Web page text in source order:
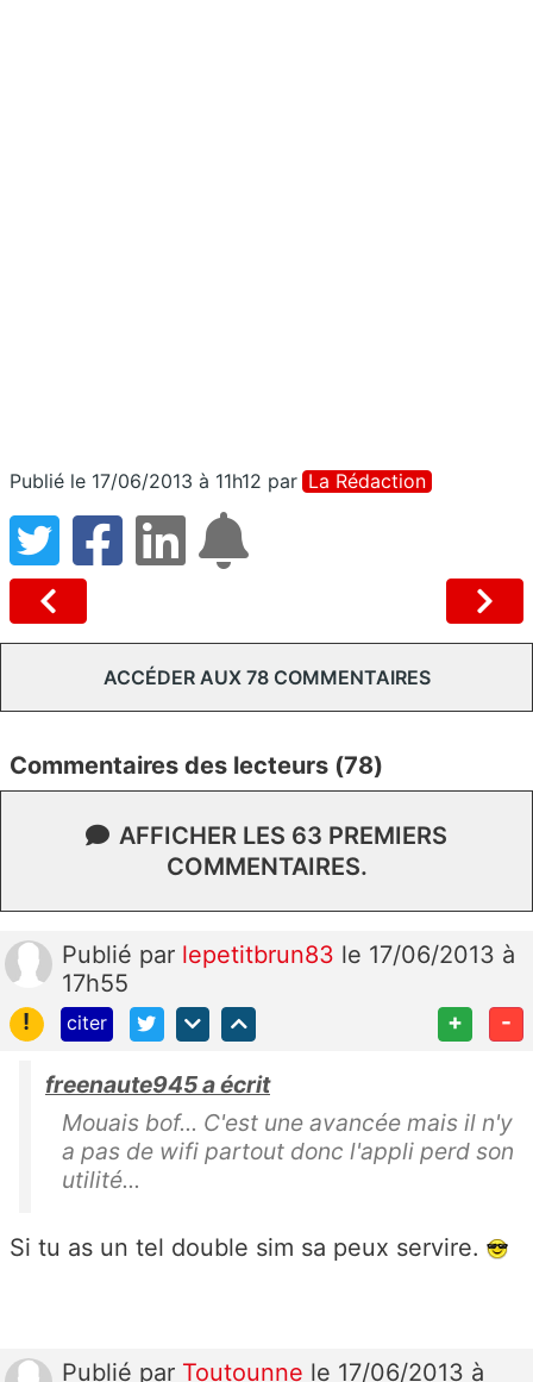
Publié le 17/06/2013 à 11h12 par La Rédaction
ACCÉDER AUX 78 COMMENTAIRES
Commentaires des lecteurs (78)
AFFICHER LES 63 PREMIERS
COMMENTAIRES.
Publié par lepetitbrun83 le 17/06/2013 à
17h55
!
citer + -
freenaute945 a écrit
Mouais bof... C'est une avancée mais il n'y
a pas de wifi partout donc l'appli perd son
utilité...
Si tu as un tel double sim sa peux servire.
Publié par Toutounne le 17/06/2013 à